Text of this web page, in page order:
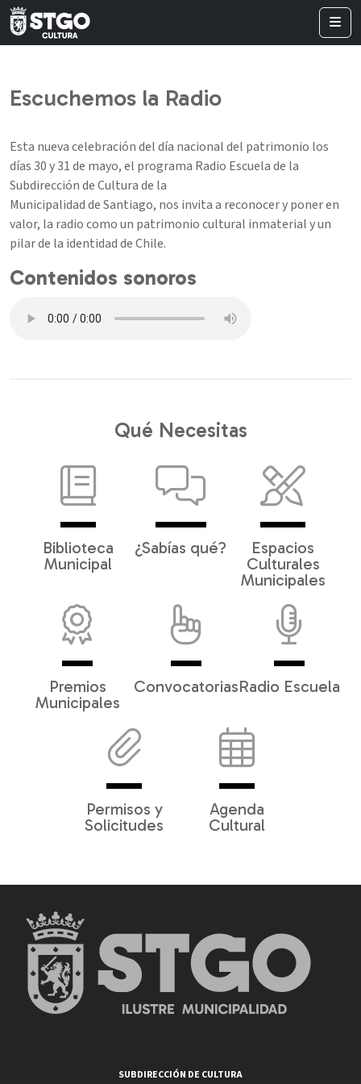
Escuchemos la Radio
Esta nueva celebración del día nacional del patrimonio los
días 30 y 31 de mayo, el programa Radio Escuela de la
Subdirección de Cultura de la
Municipalidad de Santiago, nos invita a reconocer y poner en
valor, la radio como un patrimonio cultural inmaterial y un
pilar de la identidad de Chile.
Contenidos sonoros
Qué Necesitas
Biblioteca
Municipal
¿Sabías qué?
Espacios
Culturales
Municipales
Premios
Municipales
ConvocatoriasRadio Escuela
Permisos y
Solicitudes
Agenda
Cultural
SUBDIRECCIÓN DE CULTURA